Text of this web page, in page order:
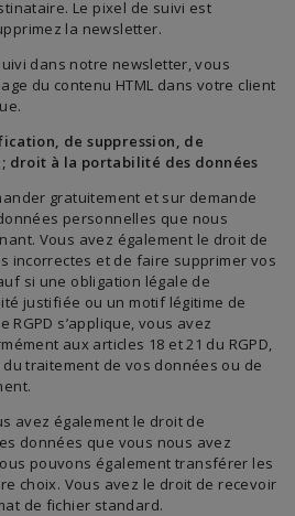
Le pixel de suivi est
la newsletter.
dans notre newsletter, vous
du contenu HTML dans votre client
de suppression, de
droit à la portabilité des données
gratuitement et sur demande
personnelles que nous
Vous avez également le droit de
incorrectes et de faire supprimer vos
si une obligation légale de
justifiée ou un motif légitime de
RGPD s’applique, vous avez
aux articles 18 et 21 du RGPD,
traitement de vos données ou de
avez également le droit de
données que vous nous avez
pouvons également transférer les
choix. Vous avez le droit de recevoir
de fichier standard.